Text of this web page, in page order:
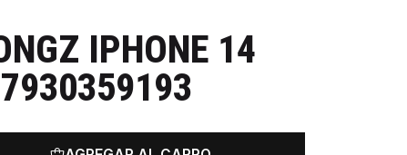
IPHONE 14